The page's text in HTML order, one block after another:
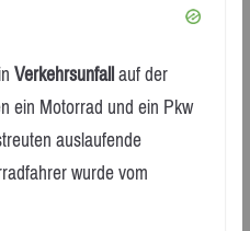
Verkehrsunfallauf der
ein Motorrad und ein Pkw
auslaufende
wurde vom